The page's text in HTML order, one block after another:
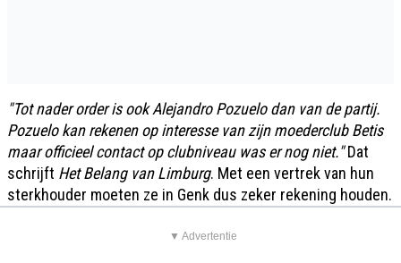
"Tot nader order is ook Alejandro Pozuelo dan van de partij.
Pozuelo kan rekenen op interesse van zijn moederclub Betis
maar officieel contact op clubniveau was er nog niet."Dat
schrijft Het Belang van Limburg. Met een vertrek van hun
sterkhouder moeten ze in Genk dus zeker rekening houden.
▼ Advertentie